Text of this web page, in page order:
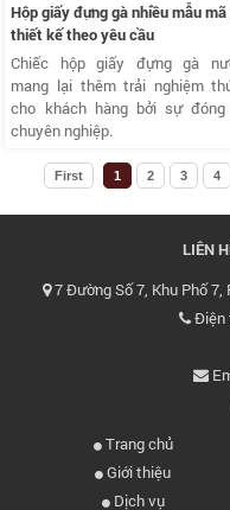
Hộp giấy đựng gà nhiều mẫu
thiết kế theo yêu cầu
Chiếc hộp giấy đựng gà
mang lại thêm trải nghiệm
cho khách hàng bởi sự đóng
chuyên nghiệp.
First 1 2 3 4
LIÊN
7 Đường Số 7, Khu Phố 7,
Điện
Trang chủ
Giới thiệu
Dịch vụ